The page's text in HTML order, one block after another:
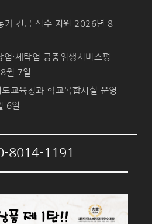
가 긴급 식수 지원 2026년 8
·세탁업 공중위생서비스평
월 7일
교육청과 학교복합시설 운영
6일
8014-1191